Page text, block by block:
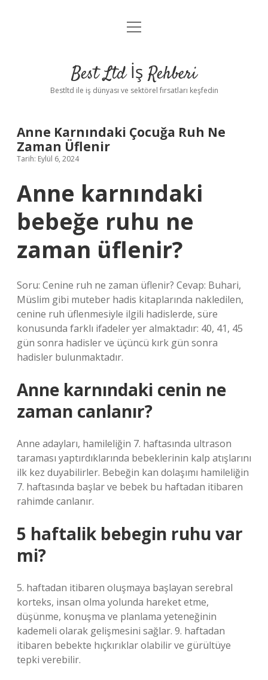
Anasayfa
Yasal Uyarı
menüyü
Best Ltd İş Rehberi
Bestltd ile iş dünyası ve sektörel fırsatları keşfedin
Anne Karnındaki Çocuğa Ruh Ne
Zaman Üflenir
Tarih: Eylül 6, 2024
Anne karnındaki
bebeğe ruhu ne
zaman üflenir?
Soru: Cenine ruh ne zaman üflenir? Cevap: Buhari,
Müslim gibi muteber hadis kitaplarında nakledilen,
cenine ruh üflenmesiyle ilgili hadislerde, süre
konusunda farklı ifadeler yer almaktadır: 40, 41, 45
gün sonra hadisler ve üçüncü kırk gün sonra
hadisler bulunmaktadır.
Anne karnındaki cenin ne
zaman canlanır?
Anne adayları, hamileliğin 7. haftasında ultrason
taraması yaptırdıklarında bebeklerinin kalp atışlarını
ilk kez duyabilirler. Bebeğin kan dolaşımı hamileliğin
7. haftasında başlar ve bebek bu haftadan itibaren
rahimde canlanır.
5 haftalik bebegin ruhu var
mi?
5. haftadan itibaren oluşmaya başlayan serebral
korteks, insan olma yolunda hareket etme,
düşünme, konuşma ve planlama yeteneğinin
kademeli olarak gelişmesini sağlar. 9. haftadan
itibaren bebekte hıçkırıklar olabilir ve gürültüye
tepki verebilir.